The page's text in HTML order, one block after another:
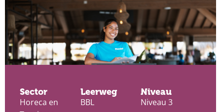
Sector
Horeca en
Leerweg
BBL
Niveau
Niveau 3